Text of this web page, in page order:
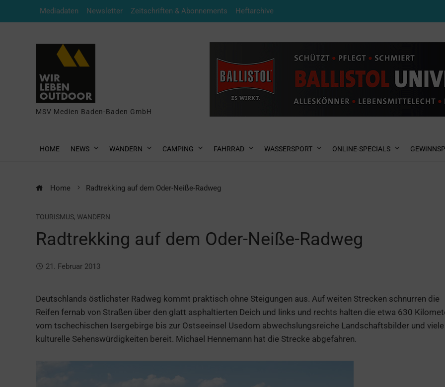
Mediadaten Newsletter Zeitschriften & Abonnements Heftarchive
MSV Medien Baden-Baden GmbH
HOME NEWS WANDERN CAMPING FAHRRAD WASSERSPORT ONLINE-SPECIALS
Home Radtrekking auf dem Oder-Neiße-Radweg
TOURISMUS, WANDERN
Radtrekking auf dem Oder-Neiße-Radweg
21. Februar 2013
Deutschlands östlichster Radweg kommt praktisch ohne Steigungen aus. Auf weiten Strecken schnurren die
Reifen fernab von Straßen über den glatt asphaltierten Deich und links und rechts halten die etwa 630
vom tschechischen Isergebirge bis zur Ostseeinsel Usedom abwechslungsreiche Landschaftsbilder und viele
kulturelle Sehenswürdigkeiten bereit. Michael Hennemann hat die Strecke abgefahren.